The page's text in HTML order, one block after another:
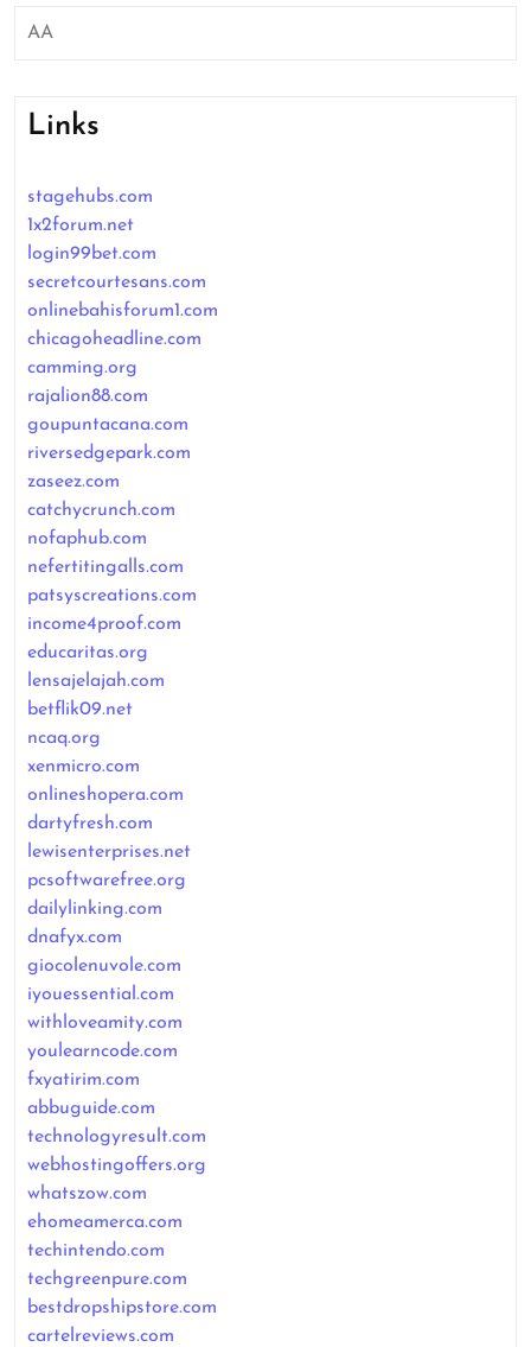
AA
Links
stagehubs.com
1x2forum.net
login99bet.com
secretcourtesans.com
onlinebahisforum1.com
chicagoheadline.com
camming.org
rajalion88.com
goupuntacana.com
riversedgepark.com
zaseez.com
catchycrunch.com
nofaphub.com
nefertitingalls.com
patsyscreations.com
income4proof.com
educaritas.org
lensajelajah.com
betflik09.net
ncaq.org
xenmicro.com
onlineshopera.com
dartyfresh.com
lewisenterprises.net
pcsoftwarefree.org
dailylinking.com
dnafyx.com
giocolenuvole.com
iyouessential.com
withloveamity.com
youlearncode.com
fxyatirim.com
abbuguide.com
technologyresult.com
webhostingoffers.org
whatszow.com
ehomeamerca.com
techintendo.com
techgreenpure.com
bestdropshipstore.com
cartelreviews.com